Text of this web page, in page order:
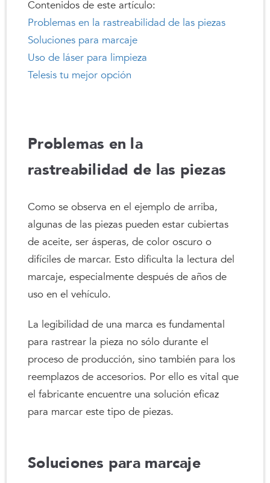
Contenidos de este artículo:
Problemas en la rastreabilidad de las piezas
Soluciones para marcaje
Uso de láser para limpieza
Telesis tu mejor opción
Problemas en la
rastreabilidad de las piezas
Como se observa en el ejemplo de arriba,
algunas de las piezas pueden estar cubiertas
de aceite, ser ásperas, de color oscuro o
difíciles de marcar. Esto dificulta la lectura del
marcaje, especialmente después de años de
uso en el vehículo.
La legibilidad de una marca es fundamental
para rastrear la pieza no sólo durante el
proceso de producción, sino también para los
reemplazos de accesorios. Por ello es vital que
el fabricante encuentre una solución eficaz
para marcar este tipo de piezas.
Soluciones para marcaje